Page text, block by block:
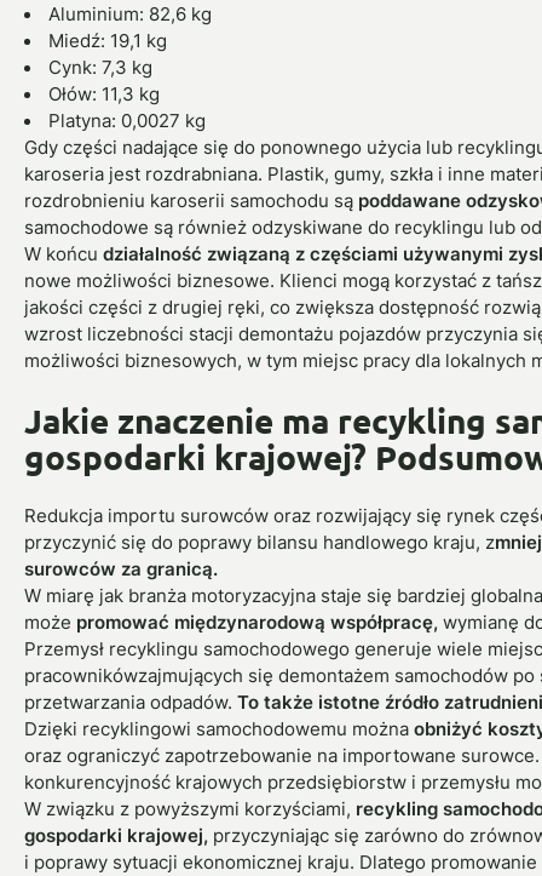
Aluminium: 82,6 kg
Miedź: 19,1 kg
Cynk: 7,3 kg
Ołów: 11,3 kg
Platyna: 0,0027 kg
Gdy części nadające się do ponownego użycia lub
karoseria jest rozdrabniana. Plastik, gumy, szkła i inne
rozdrobnieniu karoserii samochodu są poddawane
samochodowe są również odzyskiwane do recyklingu lub
W końcu działalność związaną z częściami używanymi
nowe możliwości biznesowe. Klienci mogą korzystać z
jakości części z drugiej ręki, co zwiększa dostępność
wzrost liczebności stacji demontażu pojazdów przyczynia
możliwości biznesowych, w tym miejsc pracy dla lokalnych
Jakie znaczenie ma recykling
gospodarki krajowej?
Redukcja importu surowców oraz rozwijający się rynek
przyczynić się do poprawy bilansu handlowego kraju, z
surowców za granicą.
W miarę jak branża motoryzacyjna staje się bardziej
może promować międzynarodową współpracę, wymianę
Przemysł recyklingu samochodowego generuje wiele
pracownikówzajmujących się demontażem samochodów
przetwarzania odpadów. To także istotne źródło
Dzięki recyklingowi samochodowemu można obniżyć
oraz ograniczyć zapotrzebowanie na importowane surowce.
konkurencyjność krajowych przedsiębiorstw i przemysłu
W związku z powyższymi korzyściami, recykling
gospodarki krajowej, przyczyniając się zarówno do
i poprawy sytuacji ekonomicznej kraju. Dlatego